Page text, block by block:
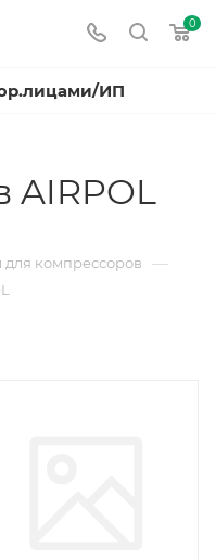
0
ИП
AIRPOL
для компрессоров —